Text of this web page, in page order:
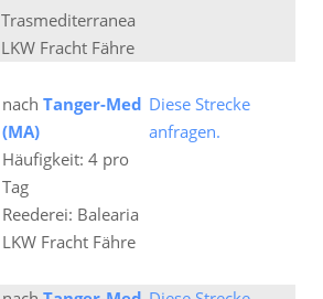
Trasmediterranea
LKW Fracht Fähre
nach Tanger-Med
(MA)
Diese Strecke
anfragen.
Häufigkeit: 4 pro
Tag
Reederei: Balearia
LKW Fracht Fähre